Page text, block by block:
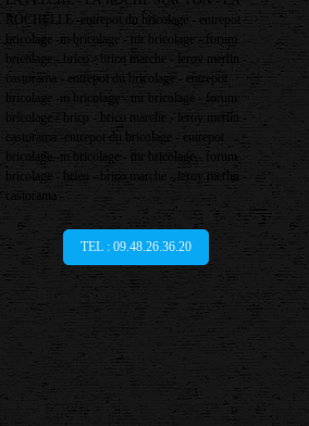
ROCHELLE -entrepot du bricolage - entrepot
bricolage -m bricolage - mr bricolage - forum
bricolage - brico - brico marche - leroy merlin -
castorama - entrepot du bricolage - entrepot
bricolage -m bricolage - mr bricolage - forum
bricolage - brico - brico marche - leroy merlin -
castorama -entrepot du bricolage - entrepot
bricolage -m bricolage - mr bricolage - forum
bricolage - brico - brico marche - leroy merlin -
castorama -
TEL : 09.48.26.36.20